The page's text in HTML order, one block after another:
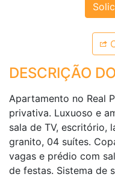
DESCRIÇÃO
Apartamento no Real
privativa. Luxuoso e
sala de TV, escritório,
granito, 04 suítes.
vagas e prédio com
de festas. Sistema de